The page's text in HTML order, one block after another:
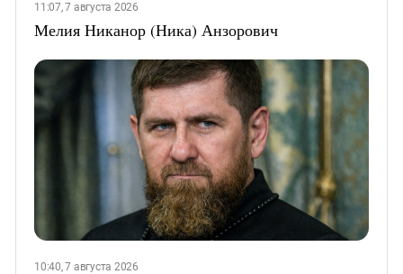
11:07, 7 августа 2026
Мелия Никанор (Ника) Анзорович
10:40, 7 августа 2026